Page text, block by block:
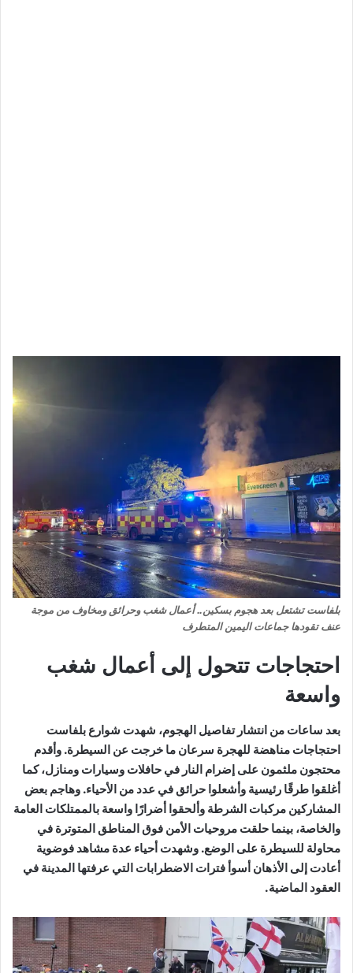
بلفاست تشتعل بعد هجوم بسكين.. أعمال شغب وحرائق ومخاوف من موجة
عنف تقودها جماعات اليمين المتطرف
احتجاجات تتحول إلى أعمال شغب
واسعة
بعد ساعات من انتشار تفاصيل الهجوم، شهدت شوارع بلفاست
احتجاجات مناهضة للهجرة سرعان ما خرجت عن السيطرة. وأقدم
محتجون ملثمون على إضرام النار في حافلات وسيارات ومنازل، كما
أغلقوا طرقًا رئيسية وأشعلوا حرائق في عدد من الأحياء. وهاجم بعض
المشاركين مركبات الشرطة وألحقوا أضرارًا واسعة بالممتلكات العامة
والخاصة، بينما حلقت مروحيات الأمن فوق المناطق المتوترة في
محاولة للسيطرة على الوضع. وشهدت أحياء عدة مشاهد فوضوية
أعادت إلى الأذهان أسوأ فترات الاضطرابات التي عرفتها المدينة في
العقود الماضية.